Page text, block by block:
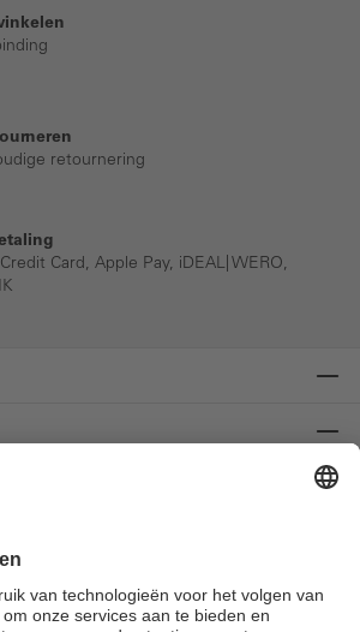
retournering
Card, Apple Pay, iDEAL| WERO,